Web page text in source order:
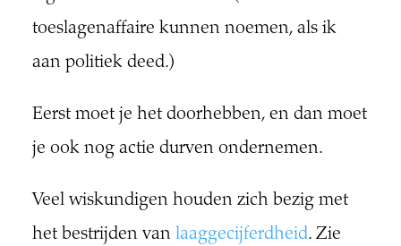
toeslagenaffaire kunnen noemen, als ik
aan politiek deed.)
Eerst moet je het doorhebben, en dan moet
je ook nog actie durven ondernemen.
Veel wiskundigen houden zich bezig met
het bestrijden van laaggecijferdheid. Zie